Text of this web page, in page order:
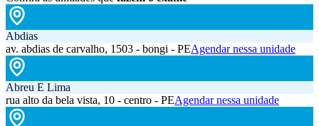
Abdias
av. abdias de carvalho, 1503 - bongi - PEAgendar nessa unidade
Abreu E Lima
rua alto da bela vista, 10 - centro - PEAgendar nessa unidade